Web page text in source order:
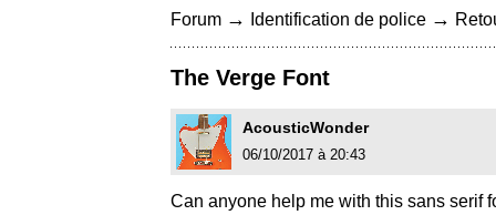
Forum → Identification de police →
The Verge Font
AcousticWonder
06/10/2017 à 20:43
Can anyone help me with this sans serif